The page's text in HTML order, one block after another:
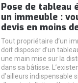
Pose de tableau
un immeuble :
devis en moins
Tout propriétaire d’un
doit disposer d’un
une main mise sur la
dans sa bâtisse.
d’ailleurs indispensable